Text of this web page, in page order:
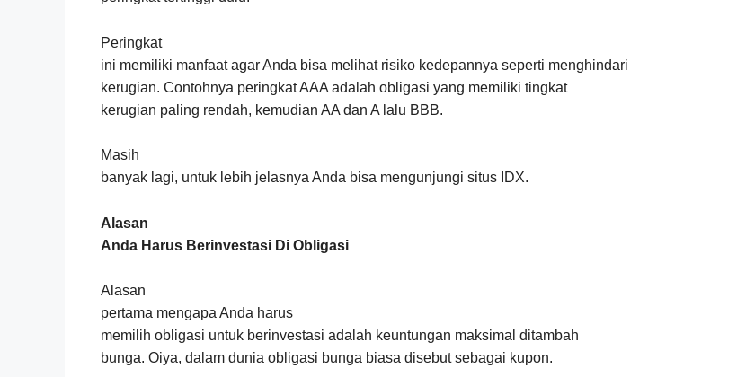
Peringkat
ini memiliki manfaat agar Anda bisa melihat risiko kedepannya seperti menghindari
kerugian. Contohnya peringkat AAA adalah obligasi yang memiliki tingkat
kerugian paling rendah, kemudian AA dan A lalu BBB.
Masih
banyak lagi, untuk lebih jelasnya Anda bisa mengunjungi situs IDX.
Alasan
Anda Harus Berinvestasi Di Obligasi
Alasan
pertama mengapa Anda harus
memilih obligasi untuk berinvestasi adalah keuntungan maksimal ditambah
bunga. Oiya, dalam dunia obligasi bunga biasa disebut sebagai kupon.